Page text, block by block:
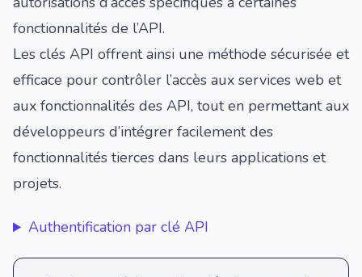
fonctionnalités de l’API.
Les clés API offrent ainsi une méthode sécurisée et
efficace pour contrôler l’accès aux services web et
aux fonctionnalités des API, tout en permettant aux
développeurs d’intégrer facilement des
fonctionnalités tierces dans leurs applications et
projets.
Authentification par clé API